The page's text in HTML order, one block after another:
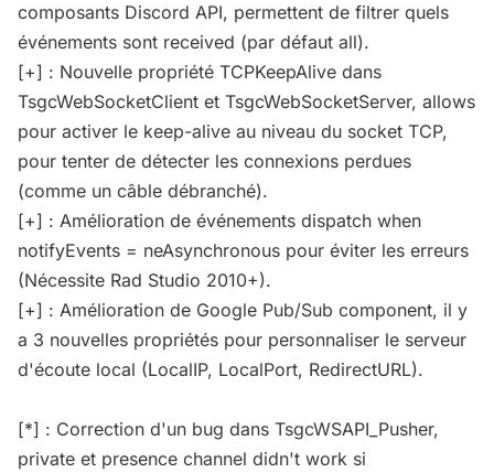
composants Discord API, permettent de filtrer quels
événements sont received (par défaut all).
[+] : Nouvelle propriété TCPKeepAlive dans
TsgcWebSocketClient et TsgcWebSocketServer, allows
pour activer le keep-alive au niveau du socket TCP,
pour tenter de détecter les connexions perdues
(comme un câble débranché).
[+] : Amélioration de événements dispatch when
notifyEvents = neAsynchronous pour éviter les erreurs
(Nécessite Rad Studio 2010+).
[+] : Amélioration de Google Pub/Sub component, il y
a 3 nouvelles propriétés pour personnaliser le serveur
d'écoute local (LocalIP, LocalPort, RedirectURL).
[*] : Correction d'un bug dans TsgcWSAPI_Pusher,
private et presence channel didn't work si